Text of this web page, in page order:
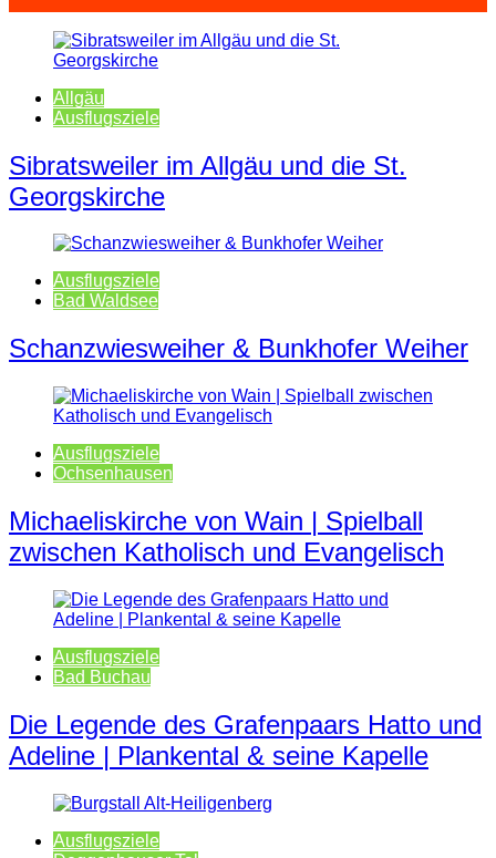
Allgäu
Ausflugsziele
Sibratsweiler im Allgäu und die St.
Georgskirche
Ausflugsziele
Bad Waldsee
Schanzwiesweiher & Bunkhofer Weiher
Ausflugsziele
Ochsenhausen
Michaeliskirche von Wain | Spielball
zwischen Katholisch und Evangelisch
Ausflugsziele
Bad Buchau
Die Legende des Grafenpaars Hatto und
Adeline | Plankental & seine Kapelle
Ausflugsziele